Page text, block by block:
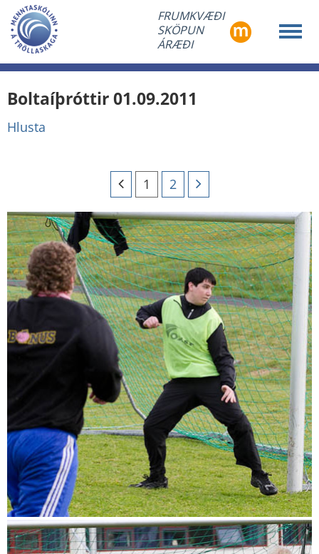
FRUMKVÆÐI
SKÖPUN
ÁRÆÐI
Boltaíþróttir 01.09.2011
Hlusta
1 2